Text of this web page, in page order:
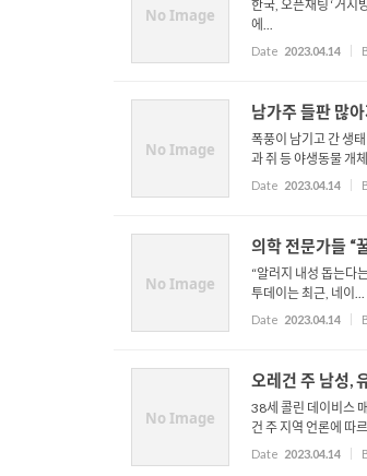
No Image
한국, 오픈채팅 ‘거지
에...
Date 2023.04.14
No Image
남가주 들판 많
폭풍이 남기고 간 생
과 쥐 등 야생동물 개
Date 2023.04.14
No Image
의학 전문가들 “
“알러지 내성 돕는다
투데이는 최근, 네이...
Date 2023.04.14
No Image
오레건 주 남성,
38세 콜린 데이비스
건 주 지역 언론에 따
Date 2023.04.14